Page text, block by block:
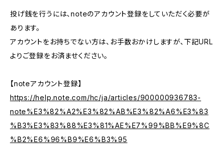
投げ銭を行うには、noteのアカウント登録をしていただく必要が
あります。
アカウントをお持ちでない方は、お手数おかけしますが、下記URL
よりご登録をお済ませください。
【noteアカウント登録】
https://help.note.com/hc/ja/articles/900000936783-
note%E3%82%A2%E3%82%AB%E3%82%A6%E3%83
%B3%E3%83%88%E3%81%AE%E7%99%BB%E9%8C
%B2%E6%96%B9%E6%B3%95